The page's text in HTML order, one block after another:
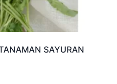
SAYURAN